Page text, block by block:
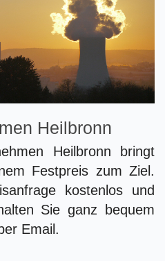
Heilbronn
Heilbronn bringt
Festpreis zum Ziel.
kostenlos und
Sie ganz bequem
Email.